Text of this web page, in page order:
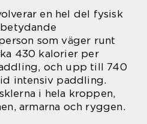
en hel del fysisk
som väger runt
430 kalorier per
och upp till 740
intensiv paddling.
i hela kroppen,
armarna och ryggen.